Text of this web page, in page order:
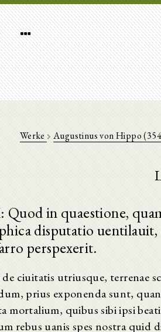
Werke Augustinus von Hippo
Quod in quaestione,
disputatio uentilauit,
perspexerit.
ciuitatis utriusque, terrenae
prius exponenda sunt,
mortalium, quibus sibi ipsi
rebus uanis spes nostra quid